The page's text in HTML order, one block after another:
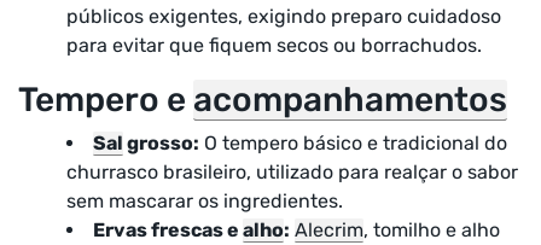
públicos exigentes, exigindo preparo cuidadoso
para evitar que fiquem secos ou borrachudos.
Tempero e acompanhamentos
Sal grosso: O tempero básico e tradicional do
churrasco brasileiro, utilizado para realçar o sabor
sem mascarar os ingredientes.
Ervas frescas e alho: Alecrim, tomilho e alho